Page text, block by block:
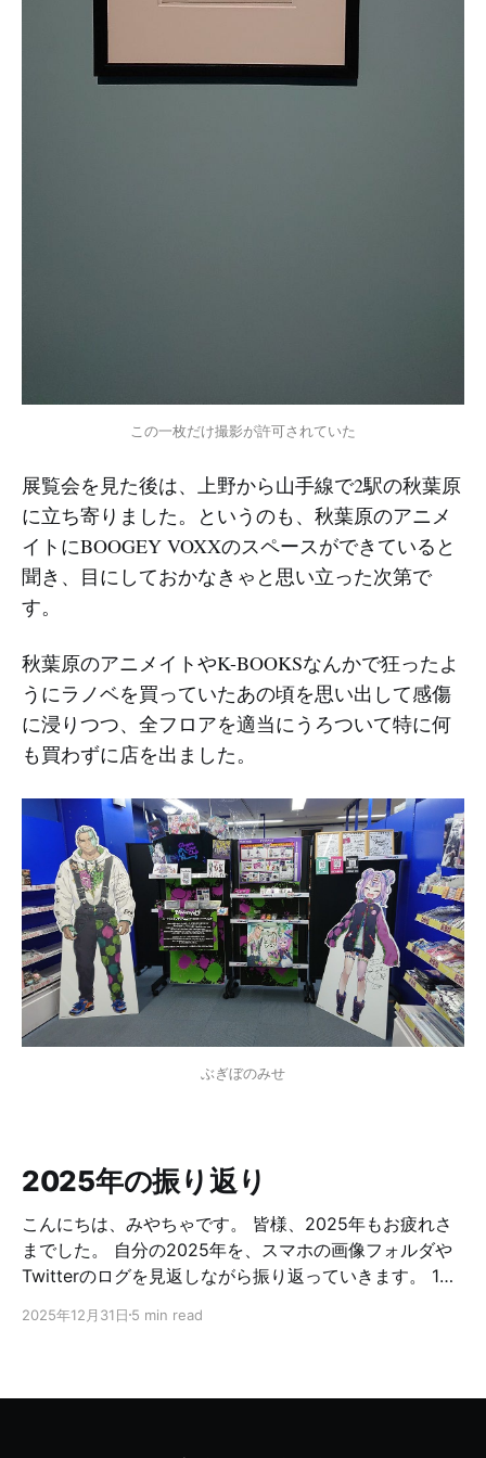
この一枚だけ撮影が許可されていた
展覧会を見た後は、上野から山手線で2駅の秋葉原
に立ち寄りました。というのも、秋葉原のアニメ
イトにBOOGEY VOXXのスペースができていると
聞き、目にしておかなきゃと思い立った次第で
す。
秋葉原のアニメイトやK-BOOKSなんかで狂ったよ
うにラノベを買っていたあの頃を思い出して感傷
に浸りつつ、全フロアを適当にうろついて特に何
も買わずに店を出ました。
ぶぎぼのみせ
2025年の振り返り
こんにちは、みやちゃです。 皆様、2025年もお疲れさ
までした。 自分の2025年を、スマホの画像フォルダや
Twitterのログを見返しながら振り返っていきます。 1月
ナイツ5周年イベント『with you』@東京ビッグサイ
pic.twitter.com/bXS0J2ecjZ — みやちゃ (@mya626)
2025年12月31日 5 min read